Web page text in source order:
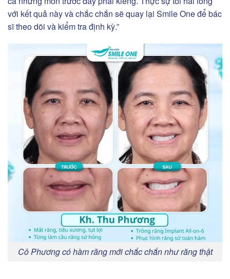
với kết quả này và chắc chắn sẽ quay lại Smile One để bác
sĩ theo dõi và kiểm tra định kỳ.”
Cô Phương có hàm răng mới chắc chắn như răng thật